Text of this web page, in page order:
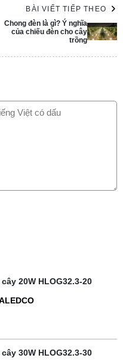
BÀI VIẾT TIẾP THEO
Chong đèn là gì? Ý nghĩa
của chiếu đèn cho cây
trồng
20W HLOG32.3-20
30W HLOG32.3-30